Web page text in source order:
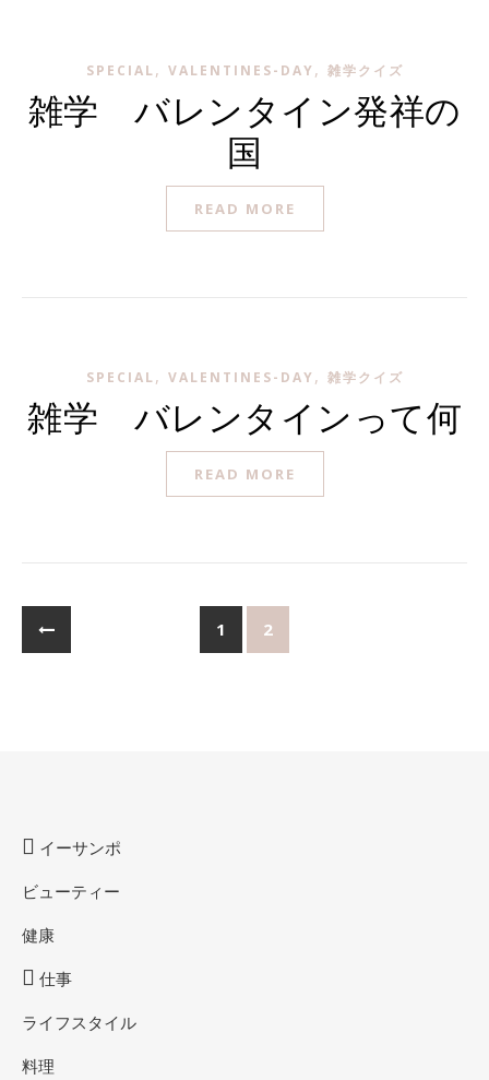
SPECIAL, VALENTINES-DAY, 雑学クイズ
雑学 バレンタイン発祥の
国
READ MORE
SPECIAL, VALENTINES-DAY, 雑学クイズ
雑学 バレンタインって何
READ MORE
1 2
イーサンポ
ビューティー
健康
仕事
ライフスタイル
料理